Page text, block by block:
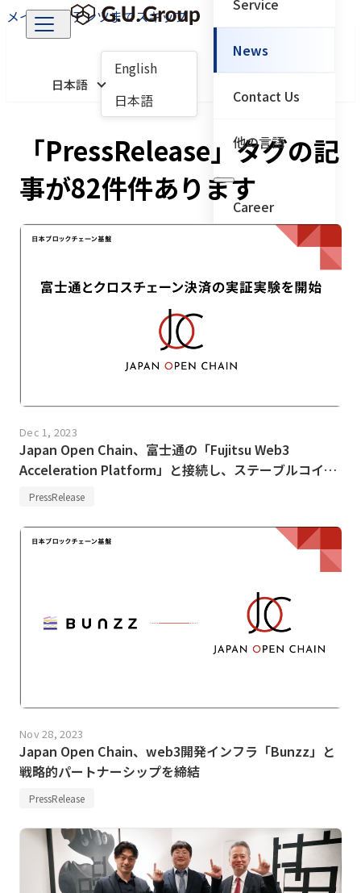
メインコンテンツまでスキップ
日本語
English
日本語
Service
News
Contact Us
他の言語
Career
← メインメニューに戻
「PressRelease」タグの記
事が82件件あります
Dec 1, 2023
Japan Open Chain、富士通の「Fujitsu Web3
Acceleration Platform」と接続し、ステーブルコイン
を利用したクロスチェーン決済の実証実験を開始
PressRelease
Nov 28, 2023
Japan Open Chain、web3開発インフラ「Bunzz」と
戦略的パートナーシップを締結
PressRelease